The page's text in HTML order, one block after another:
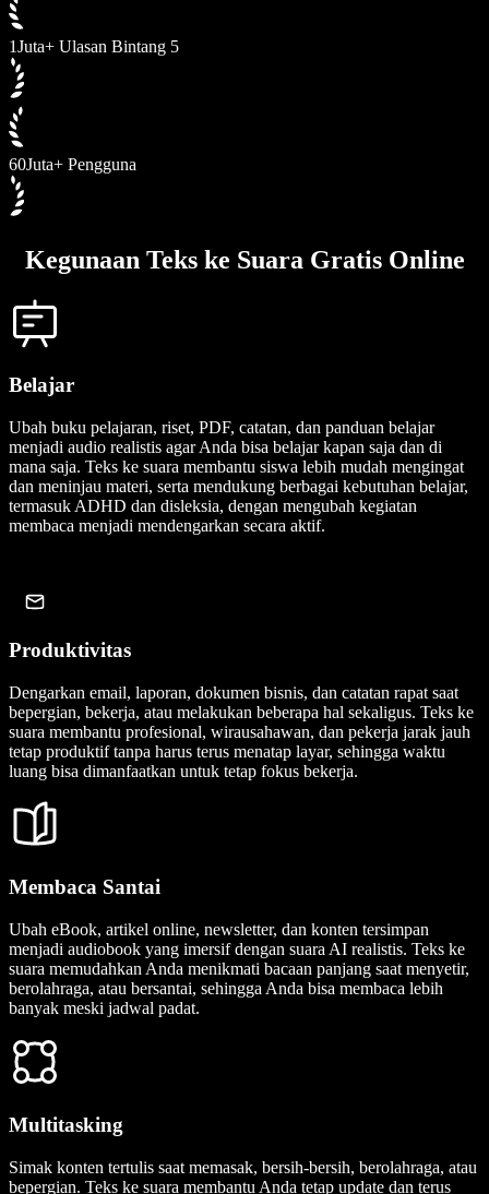
1Juta+ Ulasan Bintang 5
60Juta+ Pengguna
Kegunaan Teks ke Suara Gratis Online
Belajar
Ubah buku pelajaran, riset, PDF, catatan, dan panduan belajar
menjadi audio realistis agar Anda bisa belajar kapan saja dan di
mana saja. Teks ke suara membantu siswa lebih mudah mengingat
dan meninjau materi, serta mendukung berbagai kebutuhan belajar,
termasuk ADHD dan disleksia, dengan mengubah kegiatan
membaca menjadi mendengarkan secara aktif.
Produktivitas
Dengarkan email, laporan, dokumen bisnis, dan catatan rapat saat
bepergian, bekerja, atau melakukan beberapa hal sekaligus. Teks ke
suara membantu profesional, wirausahawan, dan pekerja jarak jauh
tetap produktif tanpa harus terus menatap layar, sehingga waktu
luang bisa dimanfaatkan untuk tetap fokus bekerja.
Membaca Santai
Ubah eBook, artikel online, newsletter, dan konten tersimpan
menjadi audiobook yang imersif dengan suara AI realistis. Teks ke
suara memudahkan Anda menikmati bacaan panjang saat menyetir,
berolahraga, atau bersantai, sehingga Anda bisa membaca lebih
banyak meski jadwal padat.
Multitasking
Simak konten tertulis saat memasak, bersih-bersih, berolahraga, atau
bepergian. Teks ke suara membantu Anda tetap update dan terus